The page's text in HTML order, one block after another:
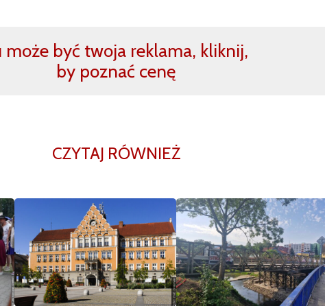
może być twoja reklama, kliknij,
by poznać cenę
CZYTAJ RÓWNIEŻ